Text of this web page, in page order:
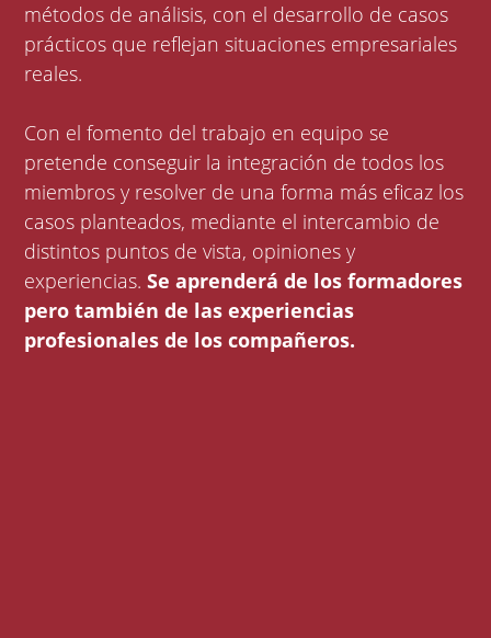
métodos de análisis, con el desarrollo de casos
prácticos que reflejan situaciones empresariales
reales.
Con el fomento del trabajo en equipo se
pretende conseguir la integración de todos los
miembros y resolver de una forma más eficaz los
casos planteados, mediante el intercambio de
distintos puntos de vista, opiniones y
experiencias.Se aprenderá de los formadores
pero también de las experiencias
profesionales de los compañeros.